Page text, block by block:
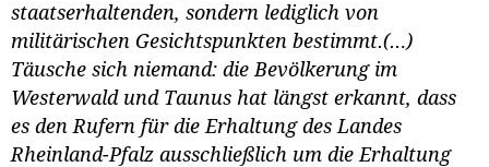
staatserhaltenden, sondern lediglich von
militärischen Gesichtspunkten bestimmt.(…)
Täusche sich niemand: die Bevölkerung im
Westerwald und Taunus hat längst erkannt, dass
es den Rufern für die Erhaltung des Landes
Rheinland-Pfalz ausschließlich um die Erhaltung